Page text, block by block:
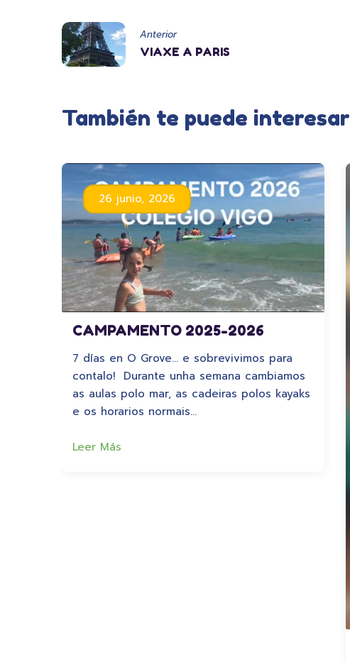
Anterior
VIAXE A PARIS
También te puede interesar
26 junio, 2026
CAMPAMENTO 2025-2026
7 días en O Grove… e sobrevivimos para
contalo! Durante unha semana cambiamos
as aulas polo mar, as cadeiras polos kayaks
e os horarios normais…
Leer Más